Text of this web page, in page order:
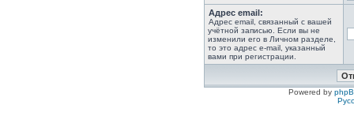
Адрес email:
Адрес email, связанный с вашей
учётной записью. Если вы не
изменили его в Личном разделе,
то это адрес e-mail, указанный
вами при регистрации.
Powered by